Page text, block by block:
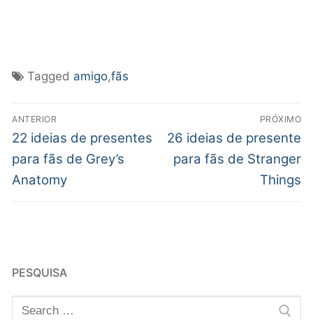
Tagged amigo,fãs
ANTERIOR
22 ideias de presentes
para fãs de Grey’s
Anatomy
PRÓXIMO
26 ideias de presente
para fãs de Stranger
Things
PESQUISA